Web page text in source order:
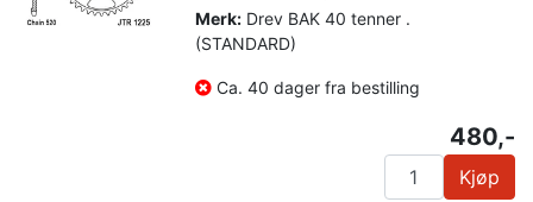
Merk: Drev BAK 40 tenner .
(STANDARD)
Ca. 40 dager fra bestilling
480,-
Kjøp